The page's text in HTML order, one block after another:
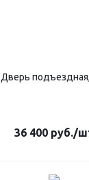
Дверь
36 400руб./